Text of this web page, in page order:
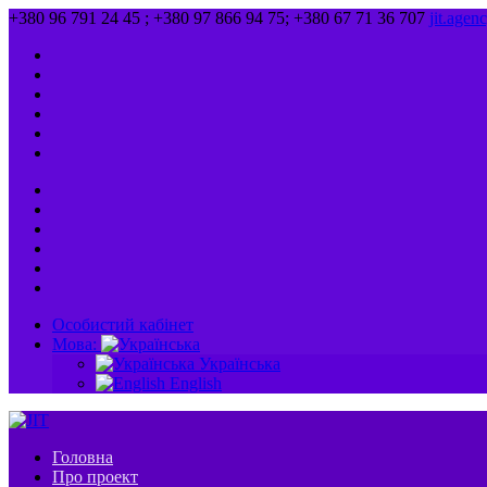
+380 96 791 24 45 ; +380 97 866 94 75; +380 67 71 36 707
Особистий кабінет
Мова:
Українська
English
Головна
Про проект